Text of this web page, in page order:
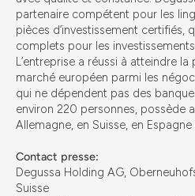
partenaire compétent pour les
pièces d’investissement certifiés,
complets pour les
L’entreprise a réussi à atteindre
marché européen parmi les
qui ne dépendent pas des
environ 220 personnes, possède
Allemagne, en Suisse, en
Contact presse:
Degussa Holding AG,
Suisse